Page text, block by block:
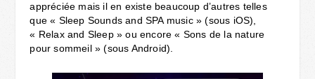
appréciée mais il en existe beaucoup d’autres telles
que « Sleep Sounds and SPA music » (sous iOS),
« Relax and Sleep » ou encore « Sons de la nature
pour sommeil » (sous Android).